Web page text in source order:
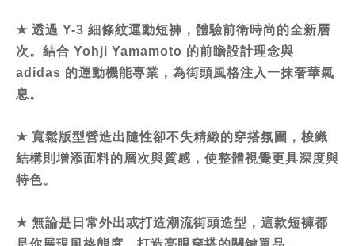
★ 透過 Y-3 細條紋運動短褲，體驗前衛時尚的全新層
次。結合 Yohji Yamamoto 的前瞻設計理念與
adidas 的運動機能專業，為街頭風格注入一抹奢華氣
息。
★ 寬鬆版型營造出隨性卻不失精緻的穿搭氛圍，梭織
結構則增添面料的層次與質感，使整體視覺更具深度與
特色。
★ 無論是日常外出或打造潮流街頭造型，這款短褲都